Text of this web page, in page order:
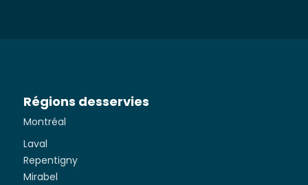
Régions desservies
Montréal
Laval
Repentigny
Mirabel